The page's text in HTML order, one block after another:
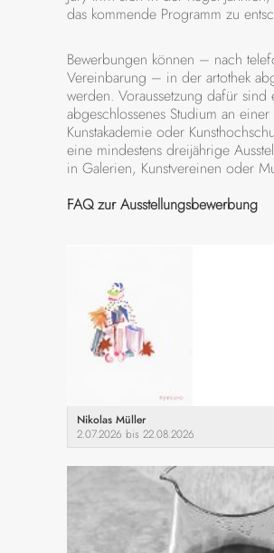
das kommende Programm zu
Bewerbungen können – nach
Vereinbarung – in der artothek
werden. Voraussetzung dafür sind
abgeschlossenes Studium an einer
Kunstakademie oder
eine mindestens dreijährige
in Galerien, Kunstvereinen oder
FAQ zur Ausstellungsbewerbung
Nikolas Müller
2.07.2026 bis 22.08.2026